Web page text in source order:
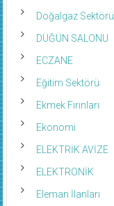
Doğalgaz Sektörü
DÜĞÜN SALONU
ECZANE
Eğitim Sektörü
Ekmek Fırınları
Ekonomi
ELEKTRİK AVİZE
ELEKTRONİK
Eleman İlanları